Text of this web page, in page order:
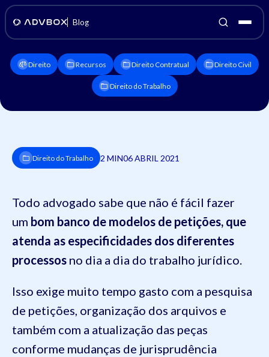
Blog
Direito Recursos Direito Contratual Direito Civil
Direito do Trabalho
Direito do Trabalho 2 MIN06 ABRIL 2021
Todo advogado sabe que não é fácil fazer
um bom banco de modelos de petições, que
atenda as especificidades dos diferentes
processos no dia a dia do trabalho jurídico.
Isso exige muito tempo gasto com a pesquisa
de petições, organização dos arquivos e
também com a atualização das peças
conforme mudanças de jurisprudência